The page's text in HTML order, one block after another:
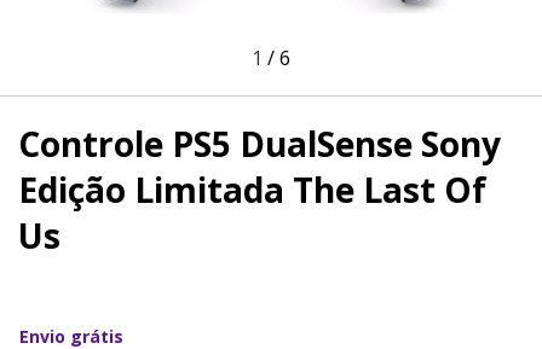
1 /6
Controle PS5 DualSense Sony
Edição Limitada The Last Of
Us
Envio grátis